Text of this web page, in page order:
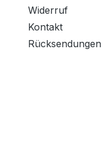
Widerruf
Kontakt
Rücksendungen